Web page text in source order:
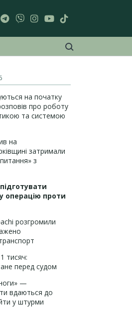
на початку
про роботу
та системою
на
затримали
з
операцію проти
розгромили
тисяч:
перед судом
—
вдаються до
у штурми